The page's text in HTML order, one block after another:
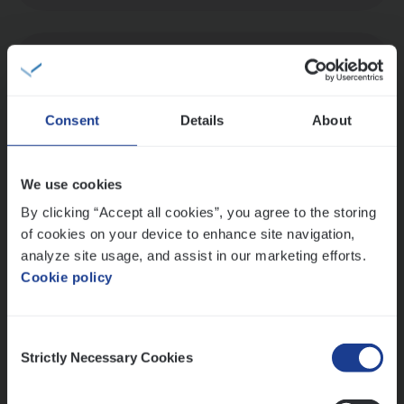
Consent Details About
We use cookies
By clicking “Accept all cookies”, you agree to the storing
of cookies on your device to enhance site navigation,
analyze site usage, and assist in our marketing efforts.
Cookie policy
Selection
Strictly Necessary Cookies
Dos­sier­be­heer­der Onder­ne­min­gen Van­b­
Insurance Operations
Mechelen
Dos­sier­be­heer­der Gewaar­borgd Inkomen
Insurance Operations
Antwerpen